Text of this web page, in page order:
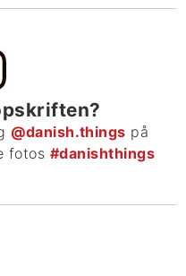
@danish.things på
fotos #danishthings